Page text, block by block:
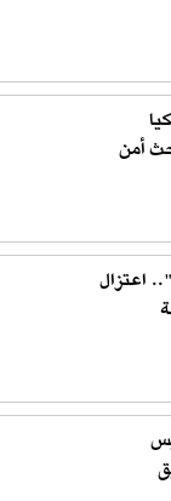
أمن
اعتزال